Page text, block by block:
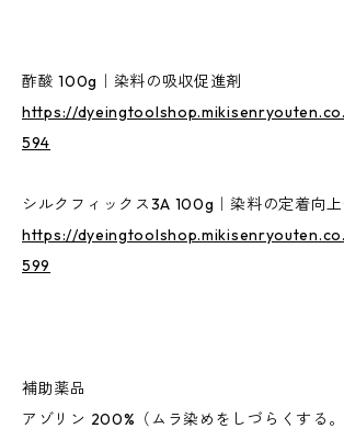
酢酸 100g｜染料の吸収促進剤
https://
594
シルクフィックス3A 100g｜染料の定着向
https://
599
補助薬品
アゾリン 200%（ムラ染めをしづらくする